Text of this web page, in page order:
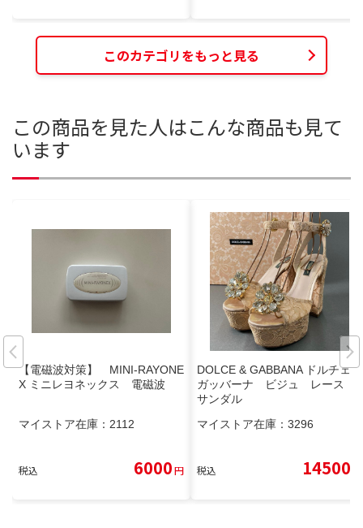
このカテゴリをもっと見る
この商品を見た人はこんな商品も見て
います
【電磁波対策】 MINI-RAYONE
X ミニレヨネックス 電磁波
マイストア在庫： 2112
税込 6000円
DOLCE & GABBANA ドルチェ＆
ガッバーナ ビジュ レース
サンダル
マイストア在庫： 3296
税込 14500